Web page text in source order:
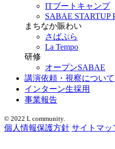
ITブートキャンプ
SABAE STARTUP
まちなか賑わい
さばぷら
La Tempo
研修
オープンSABAE
講演依頼・視察について
インターン生採用
事業報告
© 2022 L community.
個人情報保護方針 サイトマッ